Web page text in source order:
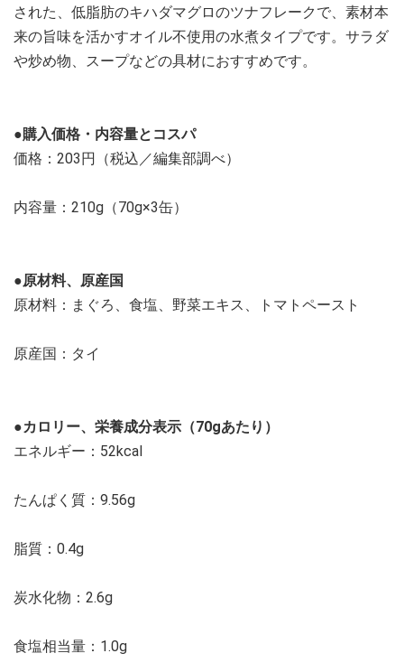
された、低脂肪のキハダマグロのツナフレークで、素材本
来の旨味を活かすオイル不使用の水煮タイプです。サラダ
や炒め物、スープなどの具材におすすめです。
●購入価格・内容量とコスパ
価格：203円（税込／編集部調べ）
内容量：210g（70g×3缶）
●原材料、原産国
原材料：まぐろ、食塩、野菜エキス、トマトペースト
原産国：タイ
●カロリー、栄養成分表示（70gあたり）
エネルギー：52kcal
たんぱく質：9.56g
脂質：0.4g
炭水化物：2.6g
食塩相当量：1.0g